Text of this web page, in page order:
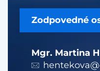
Zodpovedné
Mgr. Martina